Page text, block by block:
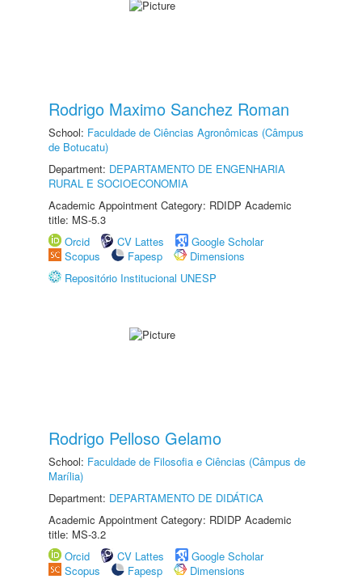
Rodrigo Maximo Sanchez Roman
School: Faculdade de Ciências Agronômicas (Câmpus
de Botucatu)
Department: DEPARTAMENTO DE ENGENHARIA
RURAL E SOCIOECONOMIA
Academic Appointment Category: RDIDP Academic
title: MS-5.3
Orcid
CV Lattes
Google Scholar
Scopus
Fapesp
Dimensions
Repositório Institucional UNESP
Rodrigo Pelloso Gelamo
School: Faculdade de Filosofia e Ciências (Câmpus de
Marília)
Department: DEPARTAMENTO DE DIDÁTICA
Academic Appointment Category: RDIDP Academic
title: MS-3.2
Orcid
CV Lattes
Google Scholar
Scopus
Fapesp
Dimensions